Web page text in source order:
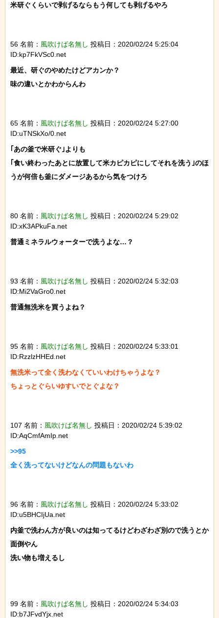
米研ぐくらいで剥げるならもう何しても剥げるやろ
56 名前： 風吹けば名無し 投稿日：2020/02/24 5:25:04
ID:kp7FkVSc0.net
最近、研ぐのやめたけどアカンか？
味の違いとかわからんわ
65 名前： 風吹けば名無し 投稿日：2020/02/24 5:27:00
ID:uTNSkXo/0.net
｢あの釜で米研ぐ｣よりも
｢食い終わったあとに放置して米カピカピにしてそれを洗う｣のほ
うが何倍も釜にダメージあるから気をつけろ
80 名前： 風吹けば名無し 投稿日：2020/02/24 5:29:02
ID:xK3APkuFa.net
普通ミネラルウォーターで洗うよな…？
93 名前： 風吹けば名無し 投稿日：2020/02/24 5:32:03
ID:Mi2VaGro0.net
普通無洗米を買うよね？
95 名前： 風吹けば名無し 投稿日：2020/02/24 5:33:01
ID:RzzlzHHEd.net
無洗米って全く洗わなくていいわけちゃうよな？
ちょっとぐらいゆすいでとぐよな？
107 名前： 風吹けば名無し 投稿日：2020/02/24 5:39:02
ID:AqCmfAmIp.net
>>95
全く洗ってないけどなんの問題もないわ
96 名前： 風吹けば名無し 投稿日：2020/02/24 5:33:02
ID:u5BHCIjUa.net
内釜で洗わん方が良いのは知ってるけどわざわざ別ので洗うとか
面倒やん
洗い物も増えるし
99 名前： 風吹けば名無し 投稿日：2020/02/24 5:34:03
ID:b7JFvdYjx.net